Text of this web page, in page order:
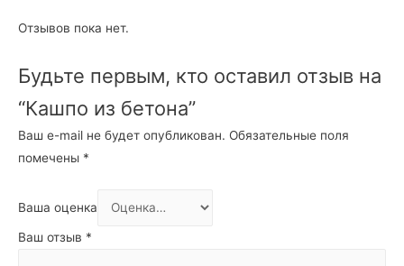
Отзывов пока нет.
Будьте первым, кто оставил отзыв на
“Кашпо из бетона”
Ваш e-mail не будет опубликован. Обязательные поля
помечены *
Ваша оценка
Ваш отзыв *